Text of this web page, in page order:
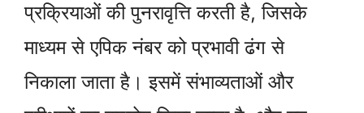
प्रक्रियाओं की पुनरावृत्ति करती है, जिसके
माध्यम से एपिक नंबर को प्रभावी ढंग से
निकाला जाता है। इसमें संभाव्यताओं और